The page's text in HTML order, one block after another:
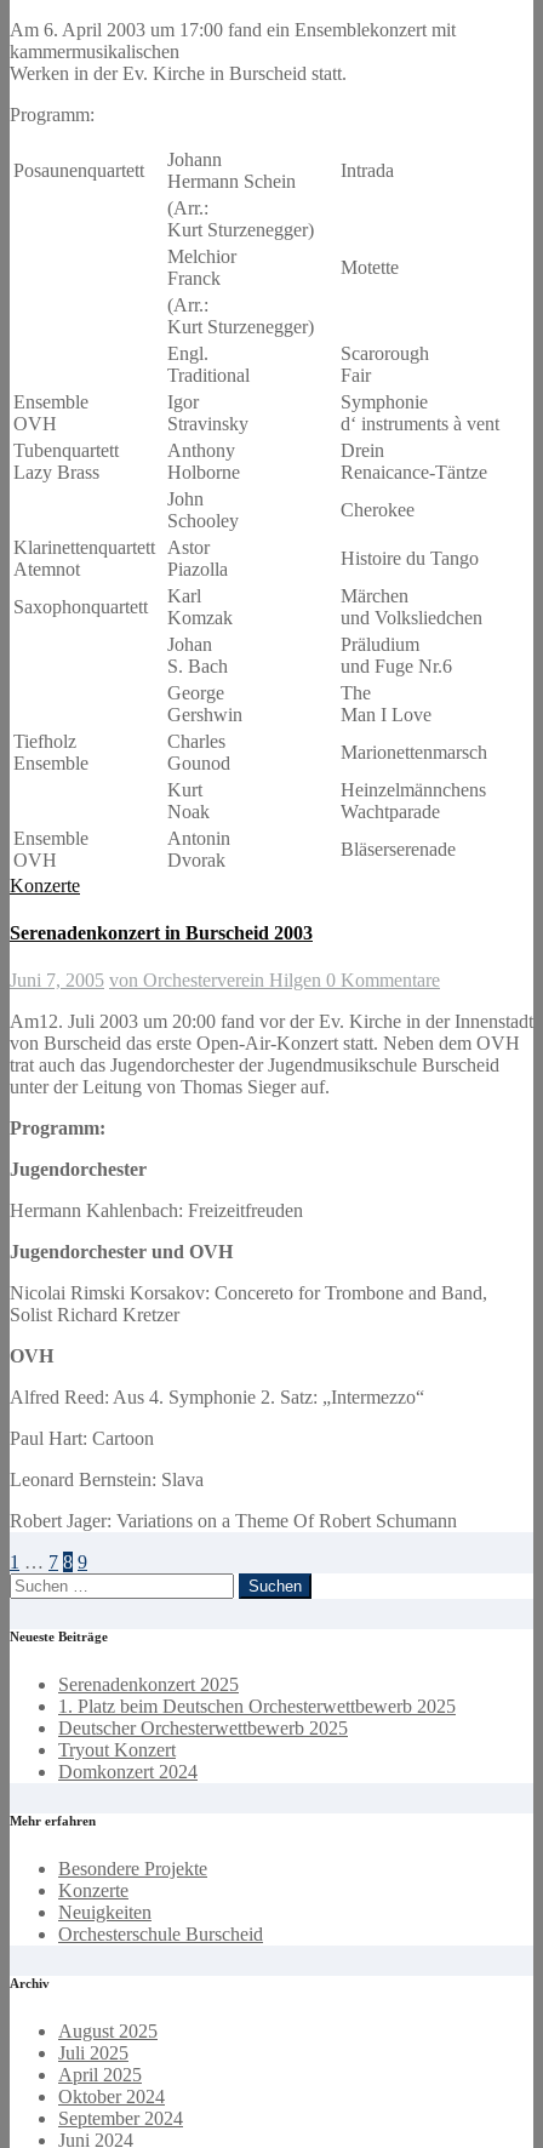
Am 6. April 2003 um 17:00 fand ein Ensemblekonzert mit
kammermusikalischen
Werken in der Ev. Kirche in Burscheid statt.
Programm:
Posaunenquartett
Johann
Hermann Schein
Intrada
(Arr.:
Kurt Sturzenegger)
Melchior
Franck
Motette
(Arr.:
Kurt Sturzenegger)
Engl.
Traditional
Scarorough
Fair
Ensemble
OVH
Igor
Stravinsky
Symphonie
d‘ instruments à vent
Tubenquartett
Lazy Brass
Anthony
Holborne
Drein
Renaicance-Täntze
John
Schooley
Cherokee
Klarinettenquartett
Atemnot
Astor
Piazolla
Histoire du Tango
Saxophonquartett
Karl
Komzak
Märchen
und Volksliedchen
Johan
S. Bach
Präludium
und Fuge Nr.6
George
Gershwin
The
Man I Love
Tiefholz
Ensemble
Charles
Gounod
Marionettenmarsch
Kurt
Noak
Heinzelmännchens
Wachtparade
Ensemble
OVH
Antonin
Dvorak
Bläserserenade
Konzerte
Serenadenkonzert in Burscheid 2003
Juni 7, 2005 von Orchesterverein Hilgen 0 Kommentare
Am12. Juli 2003 um 20:00 fand vor der Ev. Kirche in der Innenstadt
von Burscheid das erste Open-Air-Konzert statt. Neben dem OVH
trat auch das Jugendorchester der Jugendmusikschule Burscheid
unter der Leitung von Thomas Sieger auf.
Programm:
Jugendorchester
Hermann Kahlenbach: Freizeitfreuden
Jugendorchester und OVH
Nicolai Rimski Korsakov: Concereto for Trombone and Band,
Solist Richard Kretzer
OVH
Alfred Reed: Aus 4. Symphonie 2. Satz: „Intermezzo“
Paul Hart: Cartoon
Leonard Bernstein: Slava
Robert Jager: Variations on a Theme Of Robert Schumann
Seitennummerierung
der
Beiträge
1 … 7 8 9
Suchen
nach:
Neueste Beiträge
Serenadenkonzert 2025
1. Platz beim Deutschen Orchesterwettbewerb 2025
Deutscher Orchesterwettbewerb 2025
Tryout Konzert
Domkonzert 2024
Mehr erfahren
Besondere Projekte
Konzerte
Neuigkeiten
Orchesterschule Burscheid
Archiv
August 2025
Juli 2025
April 2025
Oktober 2024
September 2024
Juni 2024